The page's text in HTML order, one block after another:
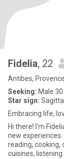
Fidelia, 22
Antibes,
Seeking: Male
Star sign:
Embracing life,
Hi there! I’m
new
reading, cooking,
cuisines,